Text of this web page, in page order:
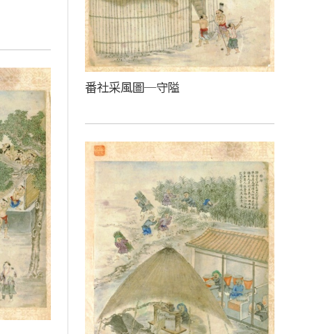
番社采風圖─守隘